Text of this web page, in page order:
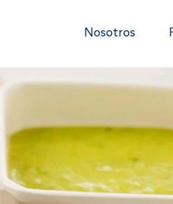
Nosotros